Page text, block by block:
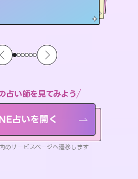
占い師を見てみよう
占いを開く
のサービスページへ遷移します